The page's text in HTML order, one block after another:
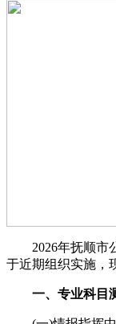
2026年抚顺市公
于近期组织实施，
一、专业科目